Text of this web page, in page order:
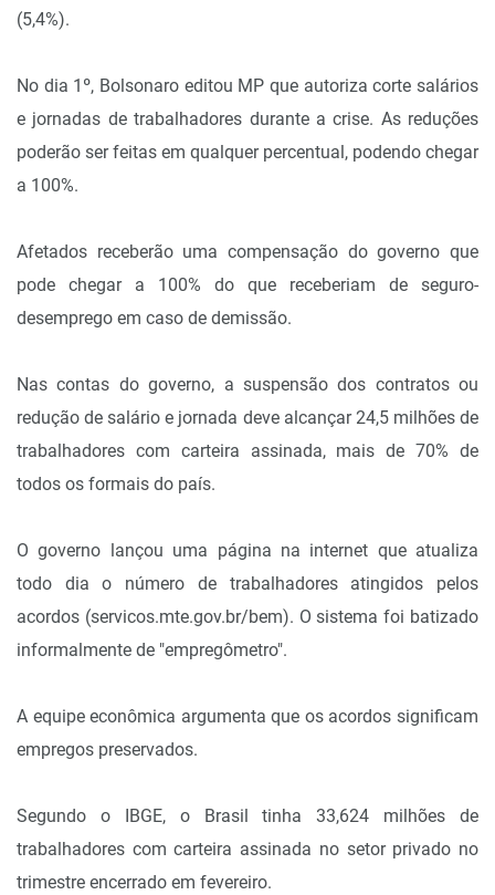
(5,4%).
No dia 1º, Bolsonaro editou MP que autoriza corte salários
e jornadas de trabalhadores durante a crise. As reduções
poderão ser feitas em qualquer percentual, podendo chegar
a 100%.
Afetados receberão uma compensação do governo que
pode chegar a 100% do que receberiam de seguro-
desemprego em caso de demissão.
Nas contas do governo, a suspensão dos contratos ou
redução de salário e jornada deve alcançar 24,5 milhões de
trabalhadores com carteira assinada, mais de 70% de
todos os formais do país.
O governo lançou uma página na internet que atualiza
todo dia o número de trabalhadores atingidos pelos
acordos (servicos.mte.gov.br/bem). O sistema foi batizado
informalmente de "empregômetro".
A equipe econômica argumenta que os acordos significam
empregos preservados.
Segundo o IBGE, o Brasil tinha 33,624 milhões de
trabalhadores com carteira assinada no setor privado no
trimestre encerrado em fevereiro.